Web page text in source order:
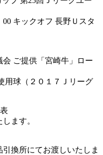
00 キックオフ 長野Ｕスタ
会 ご提供「宮崎牛」ロー
用球（２０１７Ｊリーグ
ます。
換所にてお渡しいたしま